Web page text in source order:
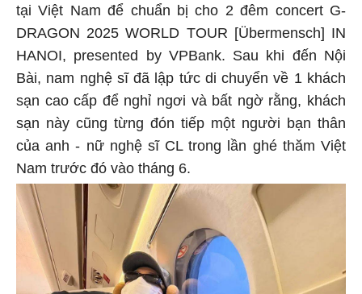
tại Việt Nam để chuẩn bị cho 2 đêm concert G-
DRAGON 2025 WORLD TOUR [Übermensch] IN
HANOI, presented by VPBank. Sau khi đến Nội
Bài, nam nghệ sĩ đã lập tức di chuyển về 1 khách
sạn cao cấp để nghỉ ngơi và bất ngờ rằng, khách
sạn này cũng từng đón tiếp một người bạn thân
của anh - nữ nghệ sĩ CL trong lần ghé thăm Việt
Nam trước đó vào tháng 6.